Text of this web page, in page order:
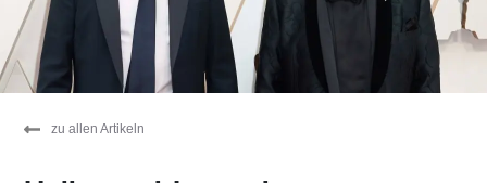
zu allen Artikeln